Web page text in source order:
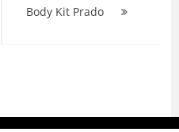
Body Kit Prado